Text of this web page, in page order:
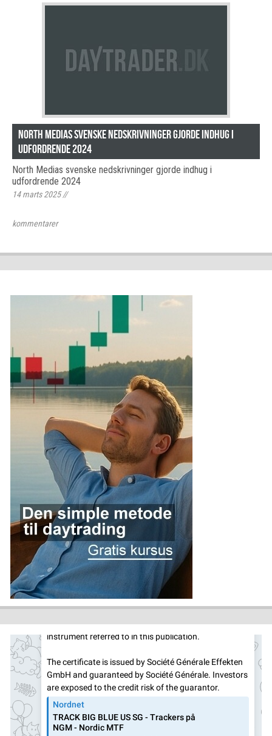
North Medias svenske nedskrivninger gjorde indhug i
udfordrende 2024
North Medias svenske nedskrivninger gjorde indhug i
udfordrende 2024
14 marts 2025//
kommentarer